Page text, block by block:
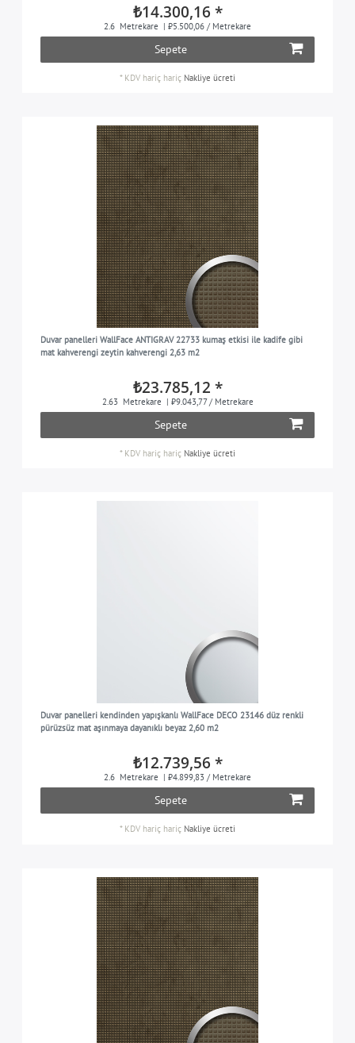
₺14.300,16 *
2.6 Metrekare | ₺5.500,06 / Metrekare
Sepete
* KDV hariç hariç Nakliye ücreti
Duvar panelleri WallFace ANTIGRAV 22733 kumaş etkisi ile kadife gibi
mat kahverengi zeytin kahverengi 2,63 m2
₺23.785,12 *
2.63 Metrekare | ₺9.043,77 / Metrekare
Sepete
* KDV hariç hariç Nakliye ücreti
Duvar panelleri kendinden yapışkanlı WallFace DECO 23146 düz renkli
pürüzsüz mat aşınmaya dayanıklı beyaz 2,60 m2
₺12.739,56 *
2.6 Metrekare | ₺4.899,83 / Metrekare
Sepete
* KDV hariç hariç Nakliye ücreti